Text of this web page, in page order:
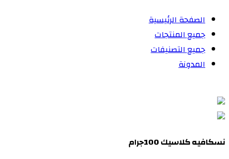
الصفحة الرئيسية
جميع المنتجات
جميع التصنيفات
المدونة
نسكافيه كلاسيك 100جرام